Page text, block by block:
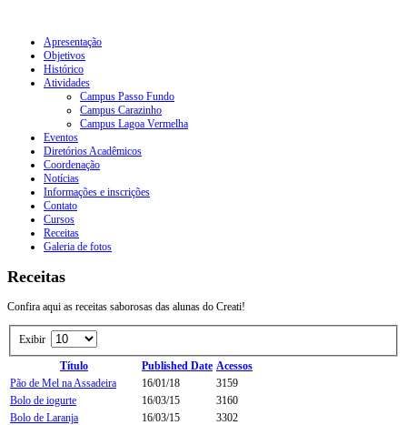
Apresentação
Objetivos
Histórico
Atividades
Campus Passo Fundo
Campus Carazinho
Campus Lagoa Vermelha
Eventos
Diretórios Acadêmicos
Coordenação
Notícias
Informações e inscrições
Contato
Cursos
Receitas
Galeria de fotos
Receitas
Confira aqui as receitas saborosas das alunas do Creati!
Exibir
Título Published Date Acessos
Pão de Mel na Assadeira
16/01/18
3159
Bolo de iogurte
16/03/15
3160
Bolo de Laranja
16/03/15
3302